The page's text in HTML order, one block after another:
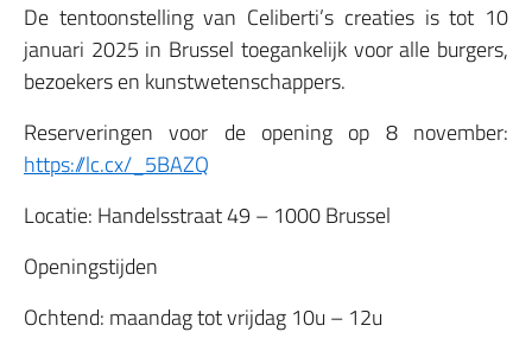
De tentoonstelling van Celiberti’s creaties is tot 10
januari 2025 in Brussel toegankelijk voor alle burgers,
bezoekers en kunstwetenschappers.
Reserveringen voor de opening op 8 november:
https://lc.cx/_5BAZQ
Locatie: Handelsstraat 49 – 1000 Brussel
Openingstijden
Ochtend: maandag tot vrijdag 10u – 12u